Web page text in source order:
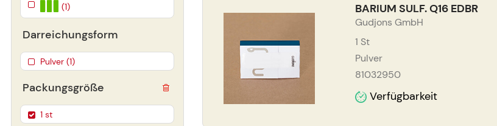
BARIUM SULF. Q16 EDBR
Gudjons GmbH
1 St
Pulver
81032950
Verfügbarkeit
(1)
Darreichungsform
Pulver (1)
Packungsgröße
1 st